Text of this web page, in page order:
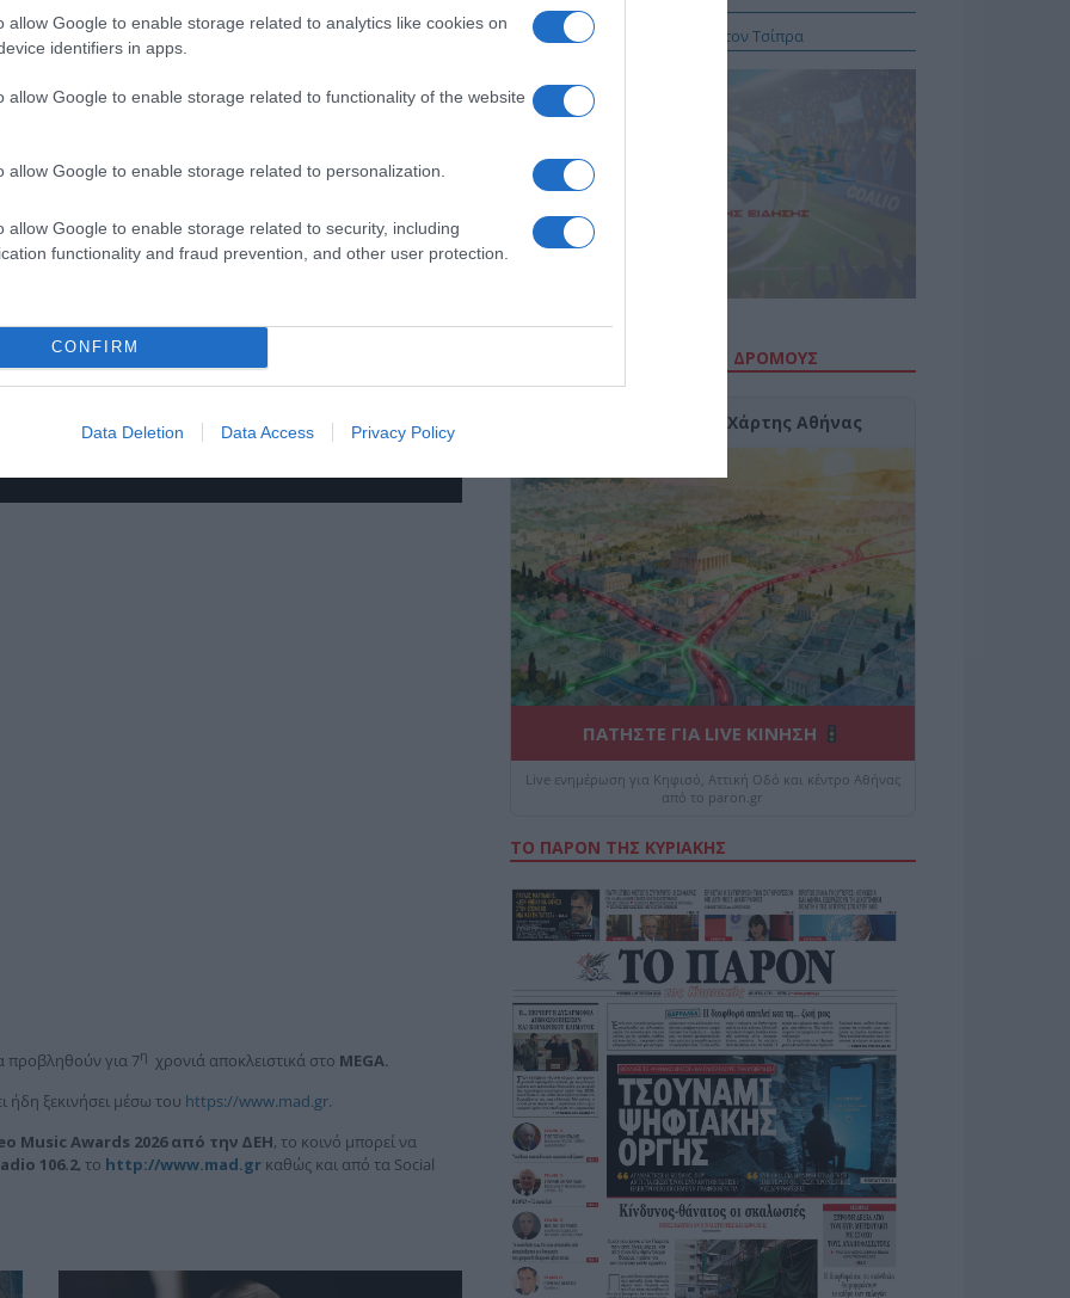
allow Google to enable storage related to analytics like cookies on
identifiers in apps.
allow Google to enable storage related to functionality of the website
allow Google to enable storage related to personalization.
allow Google to enable storage related to security, including
functionality and fraud prevention, and other user protection.
CONFIRM
Data Deletion Data Access Privacy Policy
σύνδεσμο:https://www.mad.gr/vma/vma-2026-
Ταινίας και OSTbyEΚΚΟΜΕΔ»
προβληθούν για 7η χρονιά αποκλειστικά στο MEGA.
ξεκινήσει μέσω του https://www.mad.gr.
Music Awards 2026 από την ΔΕΗ, το κοινό μπορεί να
106.2, το http://www.mad.grκαθώς και από τα Social
Κάποιοι εντός ΕΛΑΣ εκθέτουν τον Τσίπρα
ΔΕΙΤΕ ΤΗΝ ΚΙΝΗΣΗ ΣΤΟΥΣ ΔΡΌΜΟΥΣ
Κίνηση Τώρα: Live Χάρτης Αθήνας
ΠΑΤΗΣΤΕ ΓΙΑ LIVE ΚΙΝΗΣΗ
Live ενημέρωση για Κηφισό, Αττική Οδό και κέντρο Αθήνας
από το paron.gr
ΤΟ ΠΑΡΟΝ ΤΗΣ ΚΥΡΙΑΚΗΣ